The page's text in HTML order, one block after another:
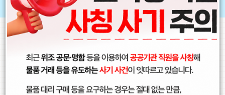
얼
이
전
얼
정
지
얼
지
사
항
「초·중등교육법」 개정에 따른 학교생활기록 상업적 이용 제한 안내
학교생활기록 작성 및 관리의 공정성 제고를 위해 학교생활기록의 상업적
이용을 제한하는「초·중등교육법」개정(안)이 2026년 7월 29일부터 시행
됩니다.자세한 사항
지
사
항
더
보